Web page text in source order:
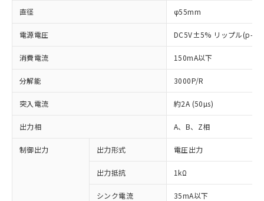
直径 φ55mm
電源電圧 DC5V±5% リップル(p-
消費電流 150mA以下
分解能 3000P/R
突入電流 約2A (50µs)
出力相 A、B、Z相
制御出力 出力形式 電圧出力
出力抵抗 1kΩ
シンク電流 35mA以下